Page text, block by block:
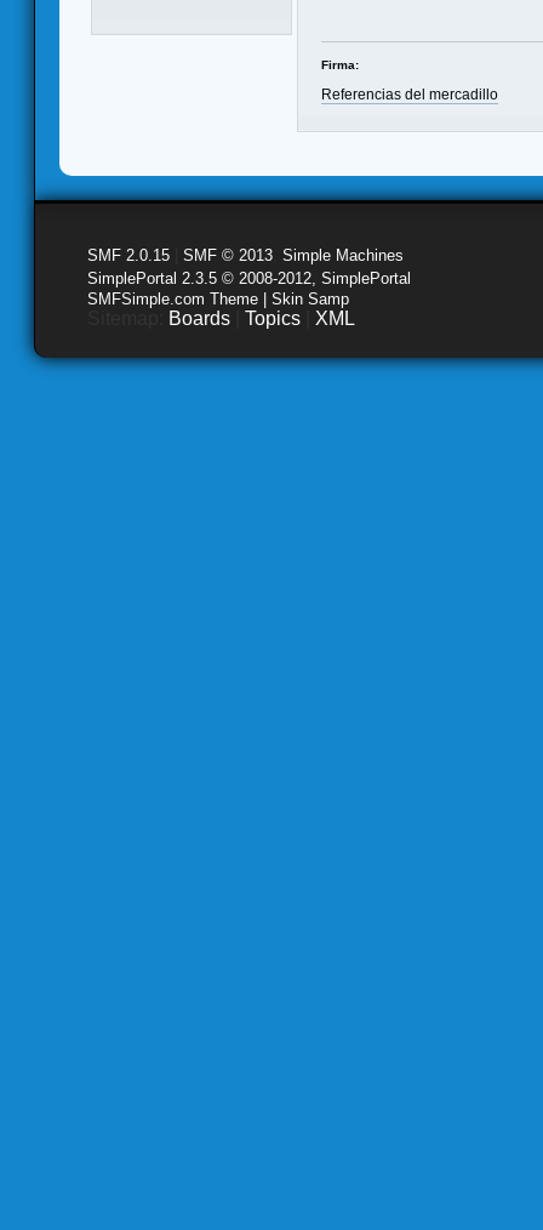
Firma:
Referencias del mercadillo
SMF 2.0.15 SMF © 2013 Simple Machines
SimplePortal 2.3.5 © 2008-2012, SimplePortal
SMFSimple.com Theme | Skin Samp
Boards Topics XML